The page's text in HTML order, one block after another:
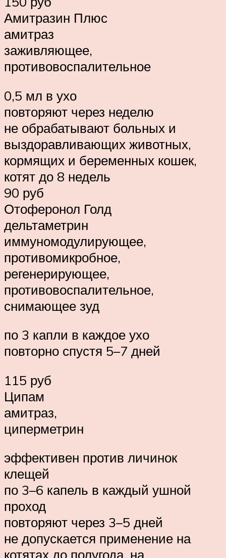
Амитразин Плюс
амитраз
заживляющее,
противовоспалительное
0,5 мл в ухо
повторяют через неделю
не обрабатывают больных и
выздоравливающих животных,
кормящих и беременных кошек,
котят до 8 недель
90 руб
Отоферонол Голд
дельтаметрин
иммуномодулирующее,
противомикробное,
регенерирующее,
противовоспалительное,
снимающее зуд
по 3 капли в каждое ухо
повторно спустя 5–7 дней
115 руб
Ципам
амитраз,
циперметрин
эффективен против личинок
клещей
по 3–6 капель в каждый ушной
проход
повторяют через 3–5 дней
не допускается применение на
котятах до полугода, на